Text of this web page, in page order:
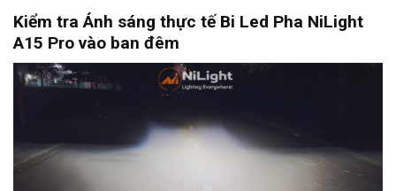
Kiểm tra Ánh sáng thực tế Bi Led Pha NiLight
A15 Pro vào ban đêm